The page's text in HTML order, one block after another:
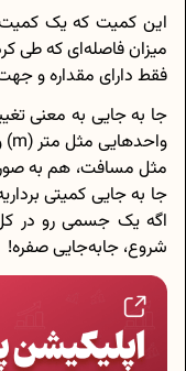
این کمیت که یک
میزان فاصله‌ای که طی
فقط دارای مقداره و
جا به جایی به معنی
مثل مسافت، هم به
جا به جایی کمیتی
اگه یک جسمی رو در
شروع، جابه‌جایی صفره!